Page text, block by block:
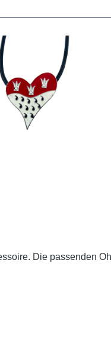
Die passenden